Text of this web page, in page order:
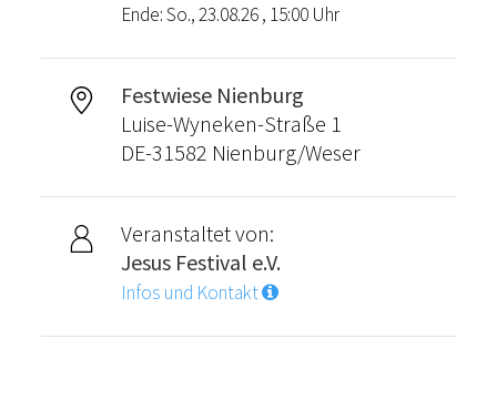
Ende: So., 23.08.26 , 15:00 Uhr
Festwiese Nienburg
Luise-Wyneken-Straße 1
DE-31582 Nienburg/Weser
Veranstaltet von:
Jesus Festival e.V.
Infos und Kontakt